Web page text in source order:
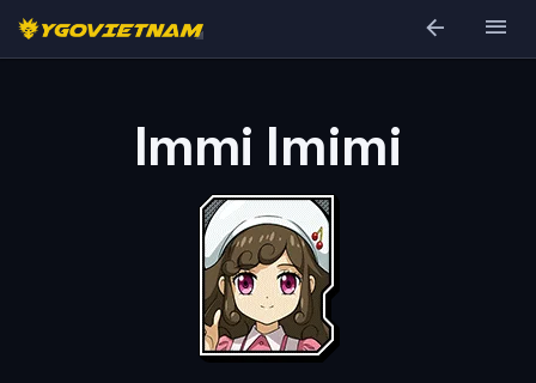
arrow_back menu
Immi Imimi